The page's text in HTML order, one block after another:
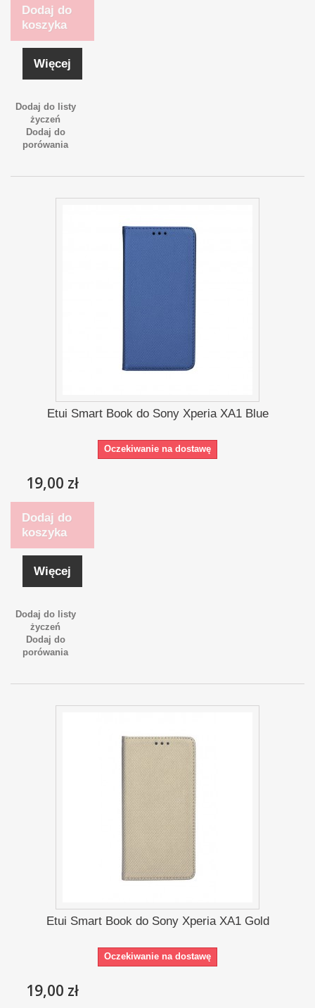
Dodaj do
koszyka
Więcej
Dodaj do listy
życzeń
Dodaj do
porówania
Etui Smart Book do Sony Xperia XA1 Blue
Oczekiwanie na dostawę
19,00 zł
Dodaj do
koszyka
Więcej
Dodaj do listy
życzeń
Dodaj do
porówania
Etui Smart Book do Sony Xperia XA1 Gold
Oczekiwanie na dostawę
19,00 zł